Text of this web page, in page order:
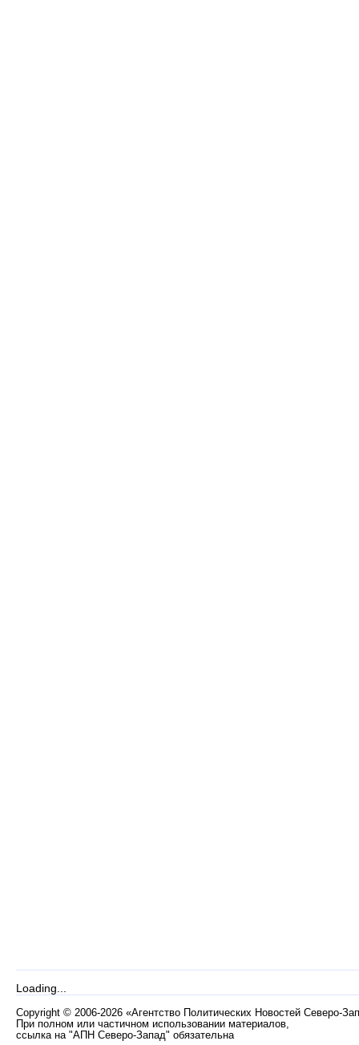
Loading...
Copyright © 2006-2026 «Агентство Политических Новостей Северо-
При полном или частичном использовании материалов,
ссылка на "АПН Северо-Запад" обязательна